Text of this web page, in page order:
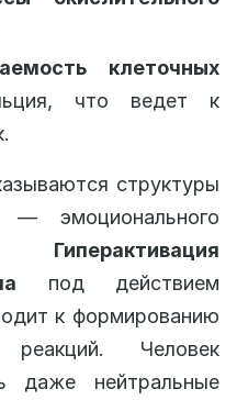
клеточных
что ведет к
структуры
— эмоционального
Гиперактивация
под действием
к формированию
Человек
даже нейтральные